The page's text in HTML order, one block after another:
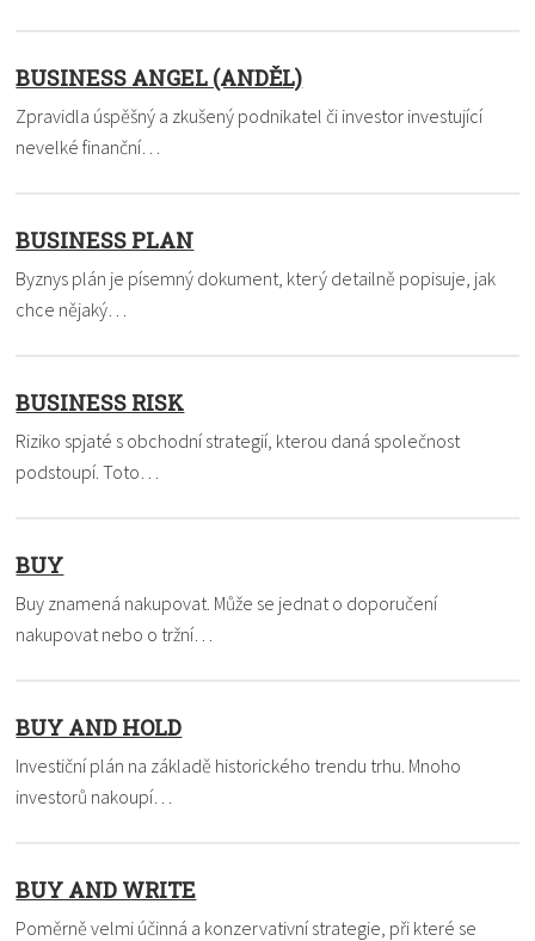
BUSINESS ANGEL (ANDĚL)
Zpravidla úspěšný a zkušený podnikatel či investor investující
nevelké finanční…
BUSINESS PLAN
Byznys plán je písemný dokument, který detailně popisuje, jak
chce nějaký…
BUSINESS RISK
Riziko spjaté s obchodní strategií, kterou daná společnost
podstoupí. Toto…
BUY
Buy znamená nakupovat. Může se jednat o doporučení
nakupovat nebo o tržní…
BUY AND HOLD
Investiční plán na základě historického trendu trhu. Mnoho
investorů nakoupí…
BUY AND WRITE
Poměrně velmi účinná a konzervativní strategie, při které se